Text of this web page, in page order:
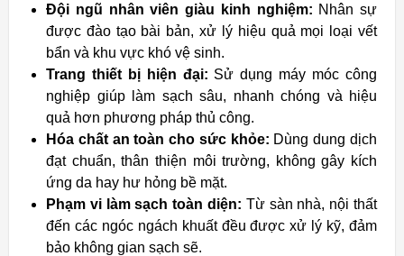
Đội ngũ nhân viên giàu kinh nghiệm: Nhân sự
được đào tạo bài bản, xử lý hiệu quả mọi loại vết
bẩn và khu vực khó vệ sinh.
Trang thiết bị hiện đại: Sử dụng máy móc công
nghiệp giúp làm sạch sâu, nhanh chóng và hiệu
quả hơn phương pháp thủ công.
Hóa chất an toàn cho sức khỏe: Dùng dung dịch
đạt chuẩn, thân thiện môi trường, không gây kích
ứng da hay hư hỏng bề mặt.
Phạm vi làm sạch toàn diện: Từ sàn nhà, nội thất
đến các ngóc ngách khuất đều được xử lý kỹ, đảm
bảo không gian sạch sẽ.